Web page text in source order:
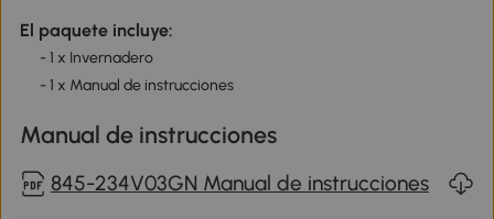
El paquete incluye:
- 1 x Invernadero
- 1 x Manual de instrucciones
Manual de instrucciones
845-234V03GN Manual de instrucciones